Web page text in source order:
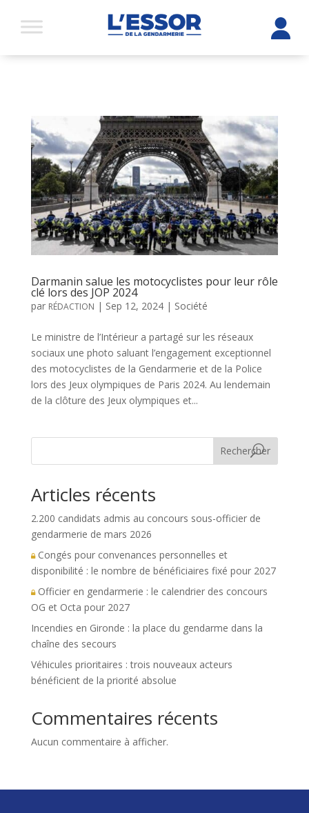
Darmanin salue les motocyclistes pour leur rôle
clé lors des JOP 2024
par RÉDACTION | Sep 12, 2024| Société
Le ministre de l’Intérieur a partagé sur les réseaux
sociaux une photo saluant l’engagement exceptionnel
des motocyclistes de la Gendarmerie et de la Police
lors des Jeux olympiques de Paris 2024. Au lendemain
de la clôture des Jeux olympiques et...
Rechercher
Articles récents
2.200 candidats admis au concours sous-officier de
gendarmerie de mars 2026
Congés pour convenances personnelles et
disponibilité : le nombre de bénéficiaires fixé pour 2027
Officier en gendarmerie : le calendrier des concours
OG et Octa pour 2027
Incendies en Gironde : la place du gendarme dans la
chaîne des secours
Véhicules prioritaires : trois nouveaux acteurs
bénéficient de la priorité absolue
Commentaires récents
Aucun commentaire à afficher.